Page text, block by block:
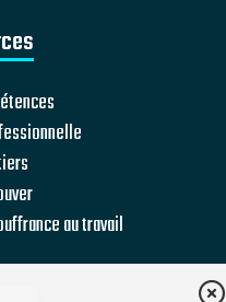
au travail